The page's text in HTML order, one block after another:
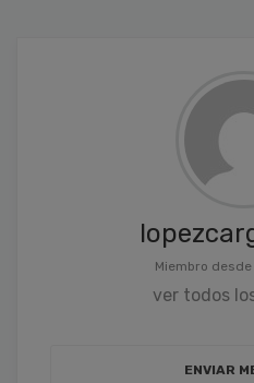
Miembro desde
ver todos
ENVIAR